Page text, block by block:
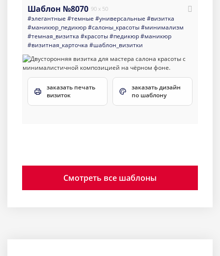
Шаблон №8070 90 x 50
#элегантные #темные #универсальные #визитка
#маникюр_педикюр#салоны_красоты#минимализм
#темная_визитка #красоты#педикюр#маникюр
#визитная_карточка #шаблон_визитки
заказать печать
визиток
заказать дизайн
по шаблону
Смотреть все шаблоны